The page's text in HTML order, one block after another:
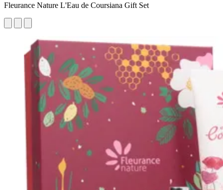
Fleurance Nature L'Eau de Coursiana Gift Set